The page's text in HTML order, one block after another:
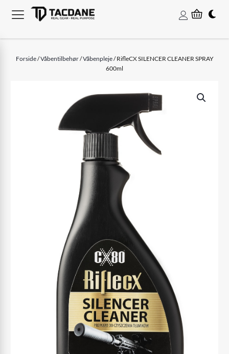
Forside/Våbentilbehør/Våbenpleje/ RifleCX SILENCER CLEANER SPRAY
600ml